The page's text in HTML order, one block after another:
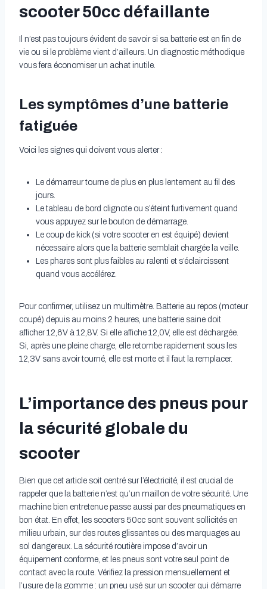
scooter 50cc défaillante
Il n’est pas toujours évident de savoir si sa batterie est en fin de
vie ou si le problème vient d’ailleurs. Un diagnostic méthodique
vous fera économiser un achat inutile.
Les symptômes d’une batterie
fatiguée
Voici les signes qui doivent vous alerter :
Le démarreur tourne de plus en plus lentement au fil des
jours.
Le tableau de bord clignote ou s’éteint furtivement quand
vous appuyez sur le bouton de démarrage.
Le coup de kick (si votre scooter en est équipé) devient
nécessaire alors que la batterie semblait chargée la veille.
Les phares sont plus faibles au ralenti et s’éclaircissent
quand vous accélérez.
Pour confirmer, utilisez un multimètre. Batterie au repos (moteur
coupé) depuis au moins 2 heures, une batterie saine doit
afficher 12,6V à 12,8V. Si elle affiche 12,0V, elle est déchargée.
Si, après une pleine charge, elle retombe rapidement sous les
12,3V sans avoir tourné, elle est morte et il faut la remplacer.
L’importance des pneus pour
la sécurité globale du
scooter
Bien que cet article soit centré sur l’électricité, il est crucial de
rappeler que la batterie n’est qu’un maillon de votre sécurité. Une
machine bien entretenue passe aussi par des pneumatiques en
bon état. En effet, les scooters 50cc sont souvent sollicités en
milieu urbain, sur des routes glissantes ou des marquages au
sol dangereux. La sécurité routière impose d’avoir un
équipement conforme, et les pneus sont votre seul point de
contact avec la route. Vérifiez la pression mensuellement et
l’usure de la gomme : un pneu usé sur un scooter qui démarre